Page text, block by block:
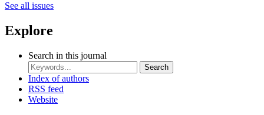
See all issues
Explore
Search in this journal
Search
Index of authors
RSS feed
Website